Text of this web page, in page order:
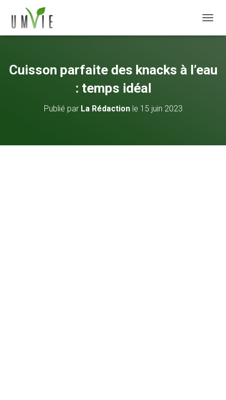
Cuisson parfaite des knacks à l’eau
: temps idéal
Publié par La Rédactionle 15 juin 2023